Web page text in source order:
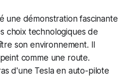
une démonstration fascinante
choix technologiques de
son environnement. Il
comme une route.
d'une Tesla en auto-pilote